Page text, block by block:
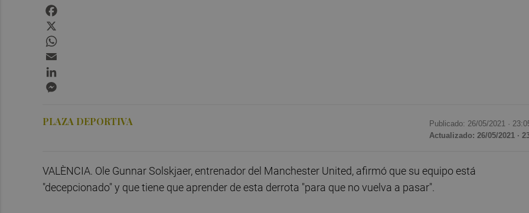
PLAZA DEPORTIVA Publicado: 26/05/2021 ·
Actualizado: 26/05/2021 ·
VALÈNCIA. Ole Gunnar Solskjaer, entrenador del Manchester United, afirmó que su equipo está
"decepcionado" y que tiene que aprender de esta derrota "para que no vuelva a pasar".